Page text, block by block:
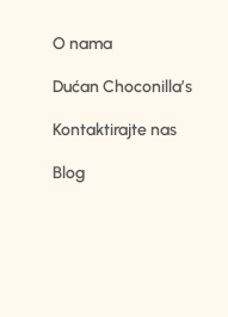
O nama
Dućan Choconilla’s
Kontaktirajte nas
Blog